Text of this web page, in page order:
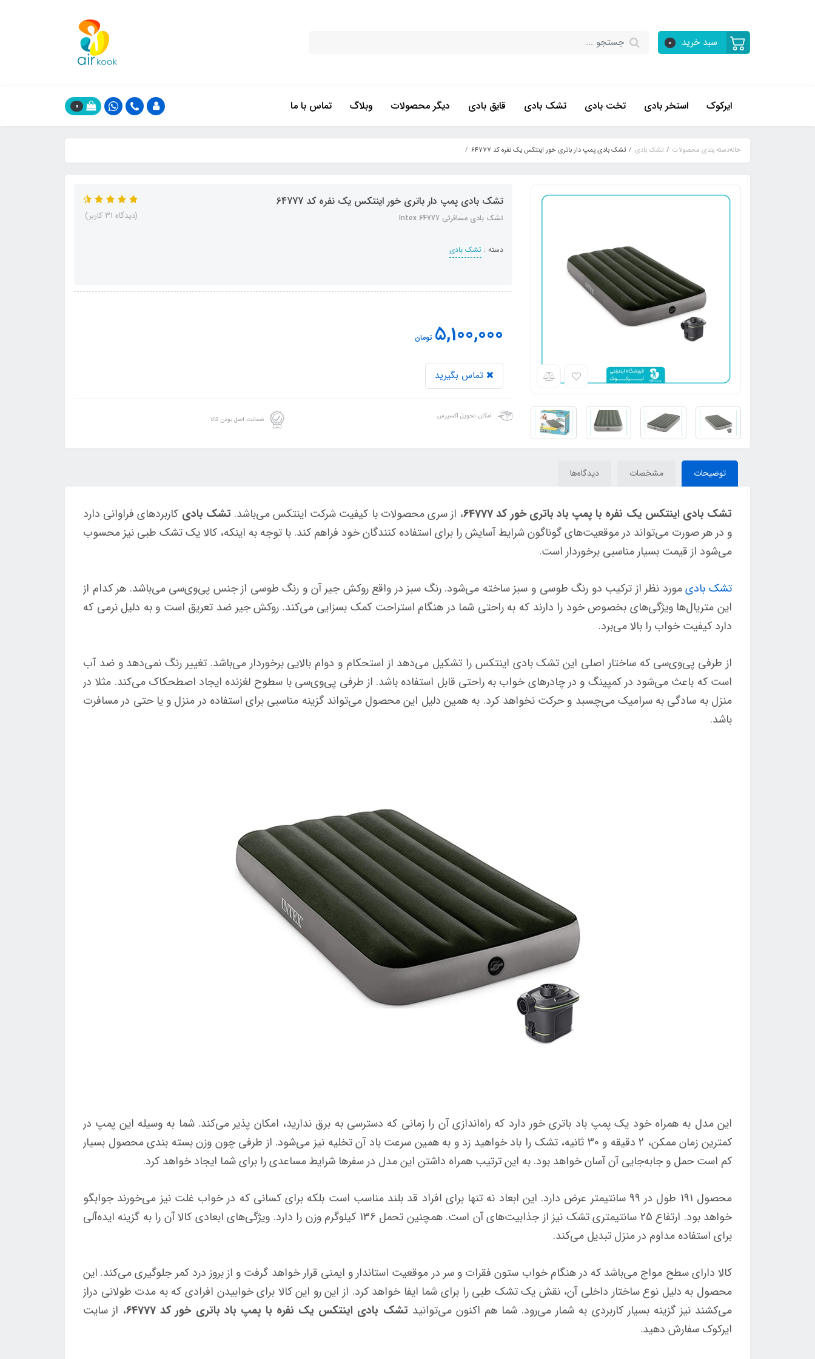
سبد خرید 0
ایرکوک استخر بادی تخت بادی تشک بادی قایق بادی دیگر محصولات وبلاگ تماس با ما 0
خانهدسته بندی محصولات تشک بادی تشک بادی پمپ دار باتری خور اینتکس یک نفره کد 64777
تشک بادی پمپ دار باتری خور اینتکس یک نفره کد 64777
تشک بادی مسافرتی Intex 64777
دسته : تشک بادی
(دیدگاه 31 کاربر)
5,100,000 تومان
تماس بگیرید
امکان تحویل اکسپرس ضمانت اصل بودن کالا
توضیحات مشخصات دیدگاه‌ها
تشک بادی اینتکس یک نفره با پمپ باد باتری خور کد 64777 ، از سری محصولات با کیفیت شرکت اینتکس می‌باشد. تشک بادی کاربردهای فراوانی دارد
و در هر صورت می‌تواند در موقعیت‌های گوناگون شرایط آسایش را برای استفاده کنندگان خود فراهم کند. با توجه به اینکه، کالا یک تشک طبی نیز محسوب
می‌شود از قیمت بسیار مناسبی برخوردار است.
تشک بادیمورد نظر از ترکیب دو رنگ طوسی و سبز ساخته می‌شود. رنگ سبز در واقع روکش جیر آن و رنگ طوسی از جنس پی‌وی‌سی می‌باشد. هر کدام از
این متریال‌ها ویژگی‌های بخصوص خود را دارند که به راحتی شما در هنگام استراحت کمک بسزایی می‌کند. روکش جیر ضد تعریق است و به دلیل نرمی که
دارد کیفیت خواب را بالا می‌برد.
از طرفی پی‌وی‌سی که ساختار اصلی این تشک بادی اینتکس را تشکیل می‌دهد از استحکام و دوام بالایی برخوردار می‌باشد. تغییر رنگ نمی‌دهد و ضد آب
است که باعث می‌شود در کمپینگ و در چادرهای خواب به راحتی قابل استفاده باشد. از طرفی پی‌وی‌سی با سطوح لغزنده ایجاد اصطحکاک می‌کند. مثلا در
منزل به سادگی به سرامیک می‌چسبد و حرکت نخواهد کرد. به همین دلیل این محصول می‌تواند گزینه مناسبی برای استفاده در منزل و یا حتی در مسافرت
باشد.
این مدل به همراه خود یک پمپ باد باتری خور دارد که راه‌اندازی آن را زمانی که دسترسی به برق ندارید، امکان پذیر می‌کند. شما به وسیله این پمپ در
کمترین زمان ممکن، 2 دقیقه و 30 ثانیه، تشک را باد خواهید زد و به همین سرعت باد آن تخلیه نیز می‌شود. از طرفی چون وزن بسته بندی محصول بسیار
کم است حمل و جابه‌جایی آن آسان خواهد بود. به این ترتیب همراه داشتن این مدل در سفرها شرایط مساعدی را برای شما ایجاد خواهد کرد.
محصول 191 طول در 99 سانتیمتر عرض دارد. این ابعاد نه تنها برای افراد قد بلند مناسب است بلکه برای کسانی که در خواب غلت نیز می‌خورند جوابگو
خواهد بود. ارتفاع 25 سانتیمتری تشک نیز از جذابیت‌های آن است. همچنین تحمل 136 کیلوگرم وزن را دارد. ویژگی‌های ابعادی کالا آن را به گزینه ایده‌آلی
برای استفاده مداوم در منزل تبدیل می‌کند.
کالا دارای سطح مواج می‌باشد که در هنگام خواب ستون فقرات و سر در موقعیت استاندار و ایمنی قرار خواهد گرفت و از بروز درد کمر جلوگیری می‌کند. این
محصول به دلیل نوع ساختار داخلی آن، نقش یک تشک طبی را برای شما ایفا خواهد کرد. از این رو این کالا برای خوابیدن افرادی که به مدت طولانی دراز
می‌کشند نیز گزینه بسیار کاربردی به شمار می‌رود. شما هم اکنون می‌توانید تشک بادی اینتکس یک نفره با پمپ باد باتری خور کد 64777
، از سایت
ایرکوک سفارش دهید.